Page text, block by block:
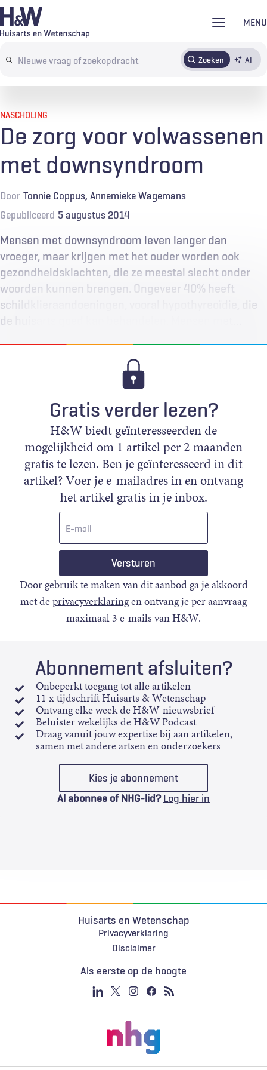
Overslaan
en
de
MENU
Search
terms
Zoeken AI
AbonnerenTijdschrift Inloggen
NASCHOLING
De zorg voor volwassenen
met downsyndroom
Door Tonnie Coppus Annemieke Wagemans
Gepubliceerd 5 augustus 2014
Mensen met downsyndroom leven langer dan
vroeger, maar krijgen met het ouder worden ook
gezondheidsklachten, die ze meestal slecht onder
woorden kunnen brengen. Ongeveer 40% heeft
schildklieraandoeningen, vooral hypothyreoïdie, die
de huisarts goed kan behandelen. Mensen met…
Gratis verder lezen?
H&W biedt geïnteresseerden de
mogelijkheid om 1 artikel per 2 maanden
gratis te lezen. Ben je geïnteresseerd in dit
artikel? Voer je e-mailadres in en ontvang
het artikel gratis in je inbox.
Door gebruik te maken van dit aanbod ga je akkoord
met deprivacyverklaringen ontvang je per aanvraag
maximaal 3 e-mails van H&W.
Abonnement afsluiten?
Onbeperkt toegang tot alle artikelen
11 x tijdschrift Huisarts & Wetenschap
Ontvang elke week de H&W-nieuwsbrief
Beluister wekelijks de H&W Podcast
Draag vanuit jouw expertise bij aan artikelen,
samen met andere artsen en onderzoekers
Kies je abonnement
Al abonnee of NHG-lid? Log hier in
Huisarts en Wetenschap
Privacyverklaring
Voet
Disclaimer
Als eerste op de hoogte